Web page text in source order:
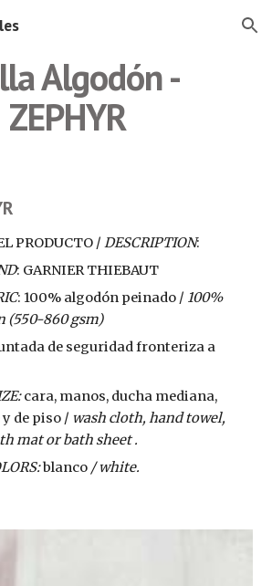
Skip to navigation
Algodón -
ZEPHYR
PRODUCTO / DESCRIPTION:
: GARNIER THIEBAUT
: 100% algodón peinado / 100%
(550-860 gsm)
de seguridad fronteriza a
cara, manos, ducha mediana,
de piso / wash cloth, hand towel,
mat or bath sheet .
blanco / white.